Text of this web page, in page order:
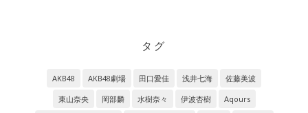
タグ
AKB48 AKB48劇場 田口愛佳 浅井七海
佐藤美波
東山奈央
岡部麟 水樹奈々 伊波杏樹
Aqours